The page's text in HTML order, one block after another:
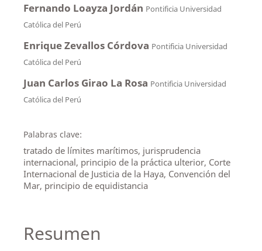
Fernando Loayza Jordán Pontificia Universidad
Católica del Perú
Enrique Zevallos Córdova Pontificia Universidad
Católica del Perú
Juan Carlos Girao La Rosa Pontificia Universidad
Católica del Perú
Palabras clave:
tratado de límites marítimos, jurisprudencia
internacional, principio de la práctica ulterior, Corte
Internacional de Justicia de la Haya, Convención del
Mar, principio de equidistancia
Resumen